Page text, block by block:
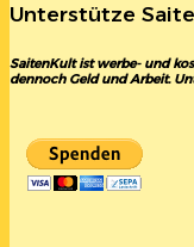
Unterstütze
SaitenKult ist werbe- und
dennoch Geld und Arbeit.